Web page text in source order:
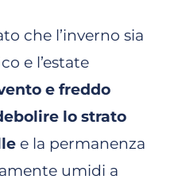
che l’inverno sia
e l’estate
e freddo
lo strato
e la permanenza
umidi a